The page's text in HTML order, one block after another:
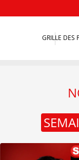
GRILLE DES